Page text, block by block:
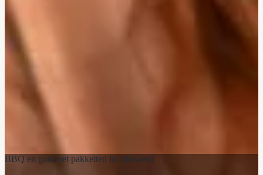
BBQ en gourmet pakketten in Stitswerd